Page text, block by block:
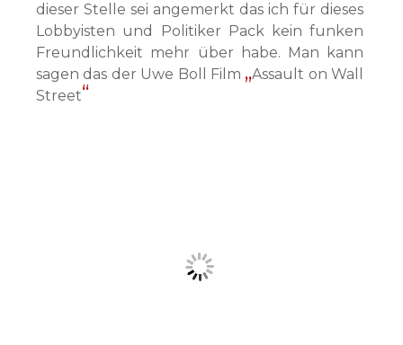
dieser Stelle sei angemerkt das ich für dieses
Lobbyisten und Politiker Pack kein funken
Freundlichkeit mehr über habe. Man kann
sagen das der Uwe Boll Film
Assault on Wall
Street